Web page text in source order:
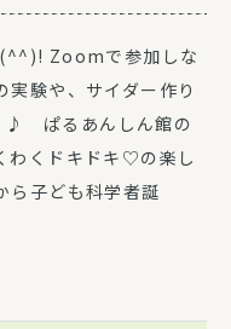
Zoomで参加しな
験や、サイダー作り
ぱるあんしん館の
わくドキドキ♡の楽し
ら子ども科学者誕